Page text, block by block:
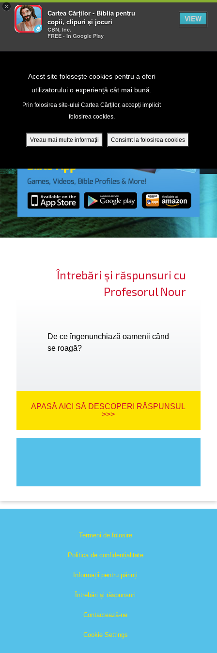
×
Cartea Cărților - Biblia pentru
copii, clipuri și jocuri
CBN, Inc.
FREE - In Google Play
VIEW
Acest site folosește cookies pentru a oferi
utilizatorului o experiență cât mai bună.
Prin folosirea site-ului Cartea Cărților, accepți implicit
folosirea cookies.
Vreau mai multe informații Consimt la folosirea cookies
DVD - Sezoane 1-4
mobilă
te
Întrebări și răspunsuri cu
Profesorul Nour
De ce îngenunchiază oamenii când
se roagă?
APASĂ AICI SĂ DESCOPERI RĂSPUNSUL
>>>
Termeni de folosire
Politica de confidențialitate
Informații pentru părinți
Întrebări și răspunsuri
Contactează-ne
Cookie Settings